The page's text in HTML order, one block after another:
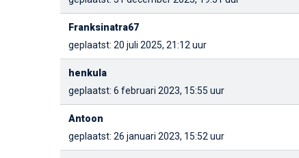
Franksinatra67
geplaatst: 20 juli 2025, 21:12 uur
henkula
geplaatst: 6 februari 2023, 15:55 uur
Antoon
geplaatst: 26 januari 2023, 15:52 uur